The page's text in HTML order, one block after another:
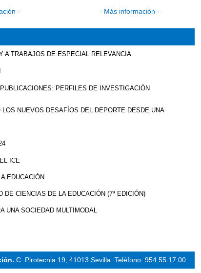
- - Más información -
A TRABAJOS DE ESPECIAL RELEVANCIA
PERFILES DE INVESTIGACIÓN
NUEVOS DESAFÍOS DEL DEPORTE DESDE UNA
ICE
EDUCACIÓN
DE CIENCIAS DE LA EDUCACIÓN (7ª EDICIÓN)
UNA SOCIEDAD MULTIMODAL
C. Pirotecnia 19, 41013 Sevilla.Teléfono: 954 55 17 00